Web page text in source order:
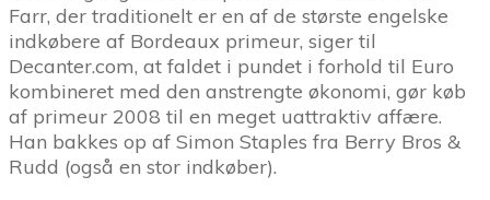
Farr, der traditionelt er en af de største engelske
indkøbere af Bordeaux primeur, siger til
Decanter.com, at faldet i pundet i forhold til Euro
kombineret med den anstrengte økonomi, gør køb
af primeur 2008 til en meget uattraktiv affære.
Han bakkes op af Simon Staples fra Berry Bros &
Rudd (også en stor indkøber).